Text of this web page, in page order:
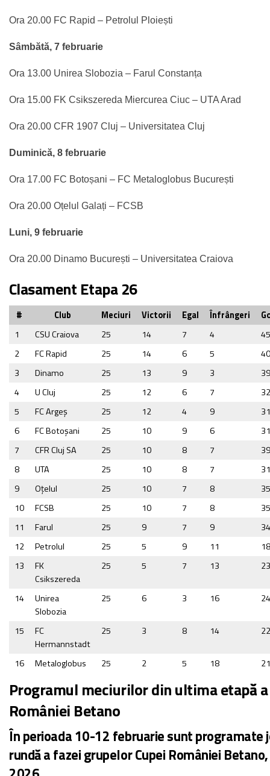
Ora 20.00 FC Rapid – Petrolul Ploiești
Sâmbătă, 7 februarie
Ora 13.00 Unirea Slobozia – Farul Constanța
Ora 15.00 FK Csikszereda Miercurea Ciuc – UTA Arad
Ora 20.00 CFR 1907 Cluj – Universitatea Cluj
Duminică, 8 februarie
Ora 17.00 FC Botoșani – FC Metaloglobus București
Ora 20.00 Oțelul Galați – FCSB
Luni, 9 februarie
Ora 20.00 Dinamo București – Universitatea Craiova
Clasament Etapa 26
# Club Meciuri Victorii Egal Înfrângeri
1
CSU Craiova 25 14 7 4
2
FC Rapid 25 14 6 5
3
Dinamo 25 13 9 3
4
U Cluj 25 12 6 7
5
FC Argeş 25 12 4 9
6
FC Botoşani 25 10 9 6
7
CFR Cluj SA 25 10 8 7
8
UTA 25 10 8 7
9
Oţelul 25 10 7 8
10
FCSB 25 10 7 8
11
Farul 25 9 7 9
12
Petrolul 25 5 9 11
13
FK
Csikszereda
25 5 7 13
14
Unirea
Slobozia
25 6 3 16
15
FC
Hermannstadt
25 3 8 14
16 Metaloglobus 25 2 5 18
Programul meciurilor din ultima etapă
României Betano
În perioada 10-12 februarie sunt programate
rundă a fazei grupelor Cupei României